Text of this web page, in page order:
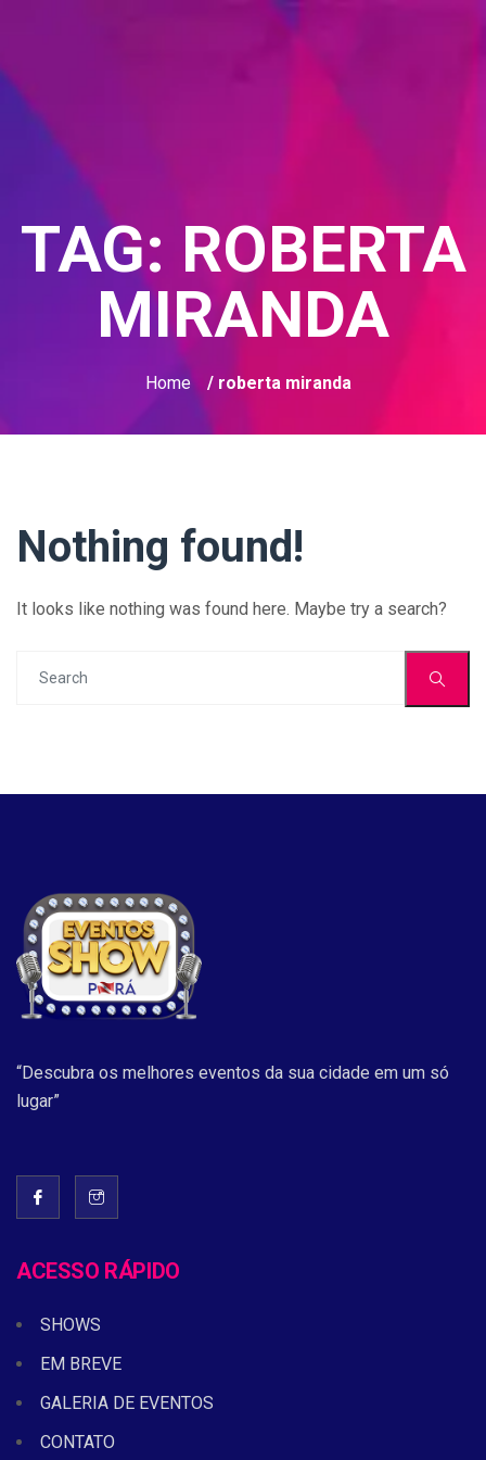
TAG: ROBERTA
MIRANDA
Home / roberta miranda
Nothing found!
It looks like nothing was found here. Maybe try a search?
“Descubra os melhores eventos da sua cidade em um só
lugar”
ACESSO RÁPIDO
SHOWS
EM BREVE
GALERIA DE EVENTOS
CONTATO